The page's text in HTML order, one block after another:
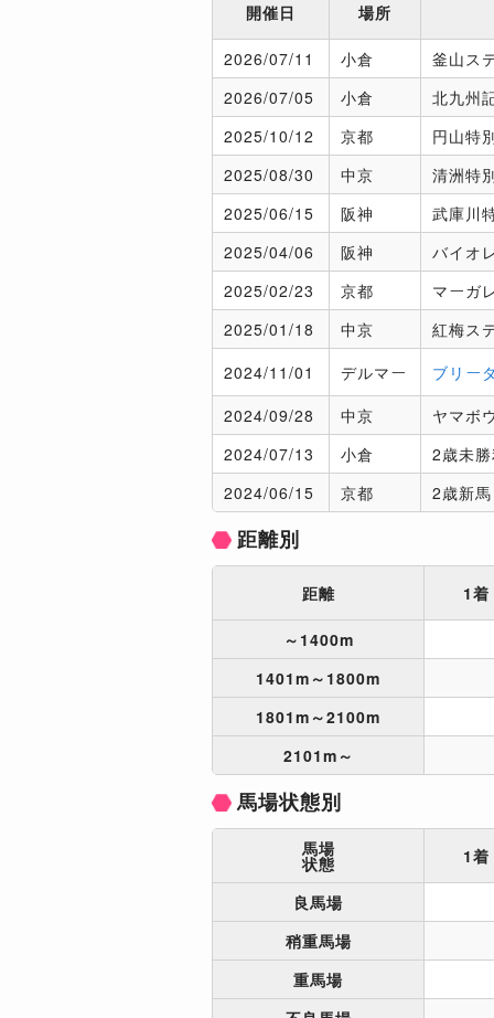
開催日 場所
2026/07/11 小倉
釜山ス
2026/07/05 小倉
北九州
2025/10/12 京都
円山特
2025/08/30 中京
清洲特
2025/06/15 阪神
武庫川
2025/04/06 阪神
バイオ
2025/02/23 京都
マーガ
2025/01/18 中京
紅梅ス
2024/11/01 デルマー
ブリー
2024/09/28 中京
ヤマボ
2024/07/13 小倉
2歳未
2024/06/15 京都 2歳新馬
距離別
距離 1着
～1400m
1401m～1800m
1801m～2100m
2101m～
馬場状態別
馬場
状態 1着
良馬場
稍重馬場
重馬場